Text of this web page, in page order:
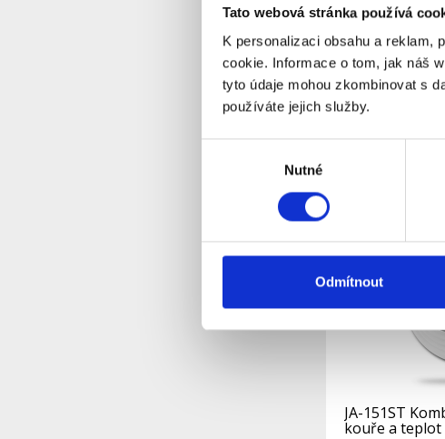
Tato webová stránka používá
K personalizaci obsahu a
cookie. Informace o tom, jak náš
tyto údaje mohou zkombinovat s
používáte jejich služby.
Nutné
Odmítnout
JA-111R
bezdrátové
JA-100
Dostupnost:Skladem
Pro koncové
JA-151ST
kouře a teplot